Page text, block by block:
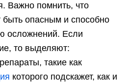
Важно помнить, что
опасным и способно
осложнений. Если
то выделяют:
такие как
которого подскажет, как и